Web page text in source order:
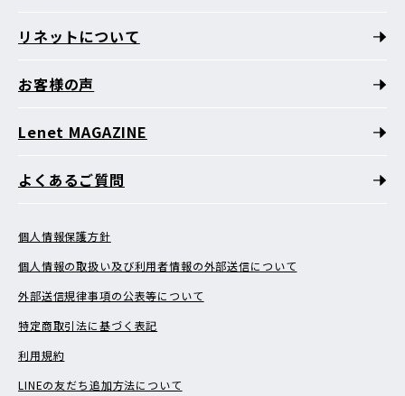
リネットについて
お客様の声
Lenet MAGAZINE
よくあるご質問
個人情報保護方針
個人情報の取扱い及び利用者情報の外部送信について
外部送信規律事項の公表等について
特定商取引法に基づく表記
利用規約
LINEの友だち追加方法について